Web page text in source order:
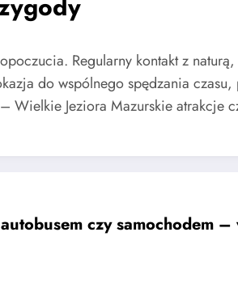
Regularny kontakt z
do wspólnego spędzania
Wielkie Jeziora Mazurskie atrakcje
czy samochodem